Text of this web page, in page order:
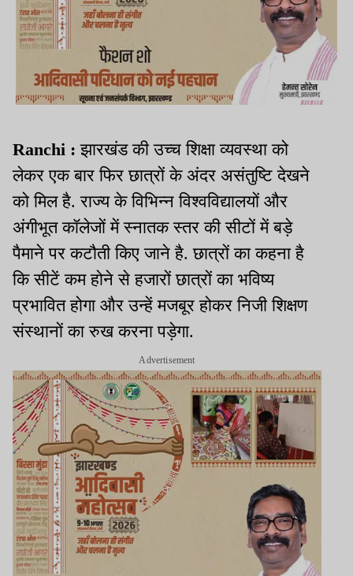
Ranchi :झारखंड की उच्च शिक्षा व्यवस्था को
लेकर एक बार फिर छात्रों के अंदर असंतुष्टि देखने
को मिल है. राज्य के विभिन्न विश्वविद्यालयों और
अंगीभूत कॉलेजों में स्नातक स्तर की सीटों में बड़े
पैमाने पर कटौती किए जाने है. छात्रों का कहना है
कि सीटें कम होने से हजारों छात्रों का भविष्य
प्रभावित होगा और उन्हें मजबूर होकर निजी शिक्षण
संस्थानों का रुख करना पड़ेगा.
Advertisement